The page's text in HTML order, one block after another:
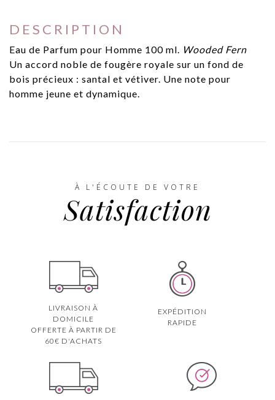
DESCRIPTION
Eau de Parfum pour Homme 100 ml. Wooded Fern
Un accord noble de fougère royale sur un fond de
bois précieux : santal et vétiver. Une note pour
homme jeune et dynamique.
À L'ÉCOUTE DE VOTRE
Satisfaction
LIVRAISON À
DOMICILE
OFFERTE À PARTIR DE
60€ D'ACHATS
EXPÉDITION
RAPIDE